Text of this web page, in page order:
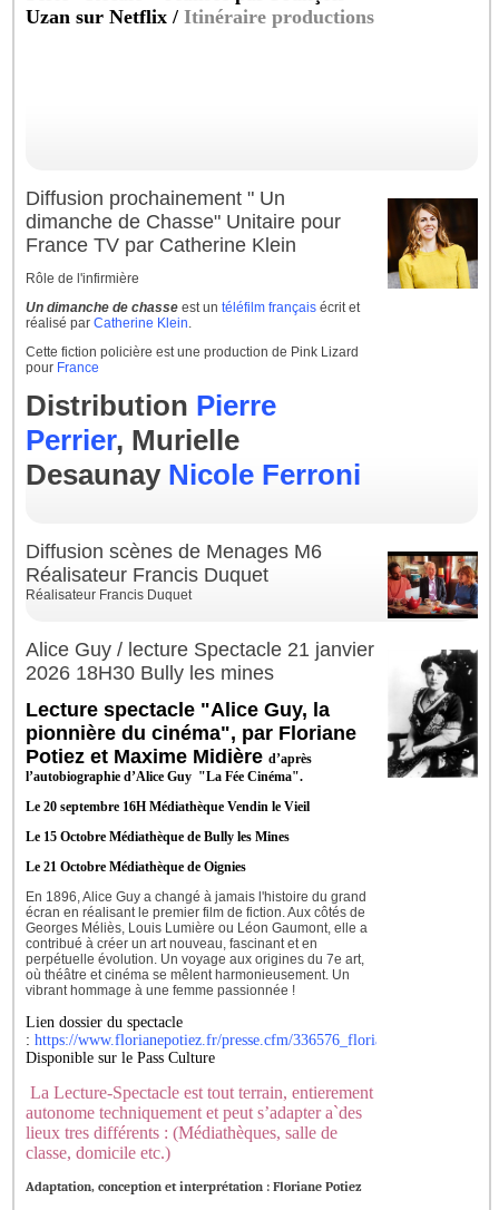
Uzan sur Netflix /Itinéraire productions
Diffusion prochainement " Un
dimanche de Chasse" Unitaire pour
France TV par Catherine Klein
Rôle de l'infirmière
Un dimanche de chasse est untéléfilm français écrit et
réalisé parCatherine Klein
Cette fiction policière est une production de Pink Lizard
pour France
Distribution Pierre
Perrier, Murielle
Desaunay Nicole Ferroni
Diffusion scènes de Menages M6
Réalisateur Francis Duquet
Réalisateur Francis Duquet
Alice Guy / lecture Spectacle 21 janvier
2026 18H30 Bully les mines
Lecture spectacle "Alice Guy, la
pionnière du cinéma", par Floriane
Potiez et Maxime Midière d’après
l’autobiographie d’Alice Guy "La Fée Cinéma".
Le 20 septembre 16H Médiathèque Vendin le Vieil
Le 15 Octobre Médiathèque de Bully les Mines
Le 21 Octobre Médiathèque de Oignies
En 1896, Alice Guy a changé à jamais l'histoire du grand
écran en réalisant le premier film de fiction. Aux côtés de
Georges Méliès, Louis Lumière ou Léon Gaumont, elle a
contribué à créer un art nouveau, fascinant et en
perpétuelle évolution. Un voyage aux origines du 7e art,
où théâtre et cinéma se mêlent harmonieusement. Un
vibrant hommage à une femme passionnée !
Lien dossier du spectacle
:https://www.florianepotiez.fr/presse.cfm/336576_floriane_potiez.html/
Disponible sur le Pass Culture
La Lecture-Spectacle est tout terrain,entierement
autonome techniquementet peut s’adapter a`des
lieux tres différents : (Médiathèques, salle de
classe, domicile etc.)
Adaptation, conception et interprétation : Floriane Potiez